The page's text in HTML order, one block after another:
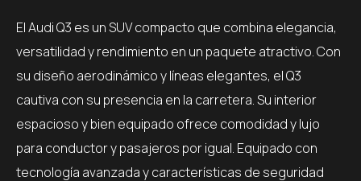
El Audi Q3 es un SUV compacto que combina elegancia,
versatilidad y rendimiento en un paquete atractivo. Con
su diseño aerodinámico y líneas elegantes, el Q3
cautiva con su presencia en la carretera. Su interior
espacioso y bien equipado ofrece comodidad y lujo
para conductor y pasajeros por igual. Equipado con
tecnología avanzada y características de seguridad